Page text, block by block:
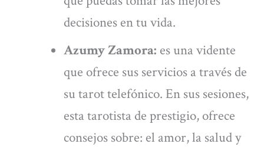
decisiones en tu vida.
Azumy Zamora: es una vidente
que ofrece sus servicios a través de
su tarot telefónico. En sus sesiones,
esta tarotista de prestigio, ofrece
consejos sobre: el amor, la salud y